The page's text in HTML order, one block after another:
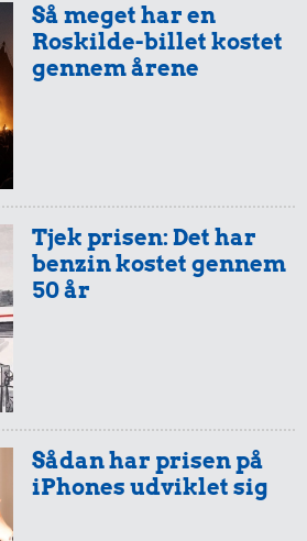
0,24 kr.
1 kg havregryn
0,08 kr.
Banan
Så meget har en
Roskilde-billet kostet
gennem årene
Tjek prisen: Det har
benzin kostet gennem
50 år
Sådan har prisen på
iPhones udviklet sig